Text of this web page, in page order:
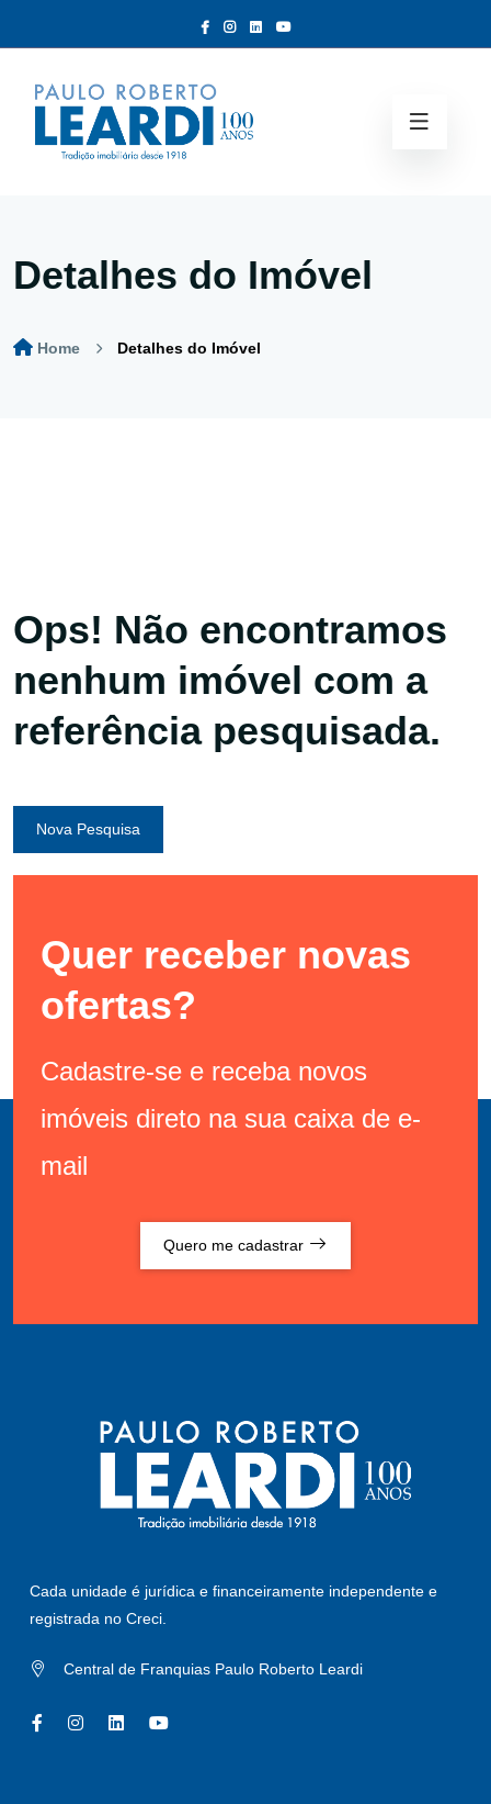
Detalhes do Imóvel
Home Detalhes do Imóvel
Ops! Não encontramos
nenhum imóvel com a
referência pesquisada.
Nova Pesquisa
Quer receber novas
ofertas?
Cadastre-se e receba novos
imóveis direto na sua caixa de e-
mail
Quero me cadastrar
Cada unidade é jurídica e financeiramente independente e
registrada no Creci.
Central de Franquias Paulo Roberto Leardi